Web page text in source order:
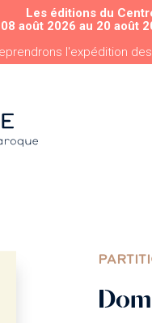
Les éditions du
août 2026 au 20 août
l'expédition